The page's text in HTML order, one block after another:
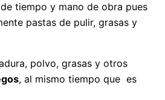
tiempo y mano de obra pues
pastas de pulir, grasas y
polvo, grasas y otros
, al mismo tiempo que es